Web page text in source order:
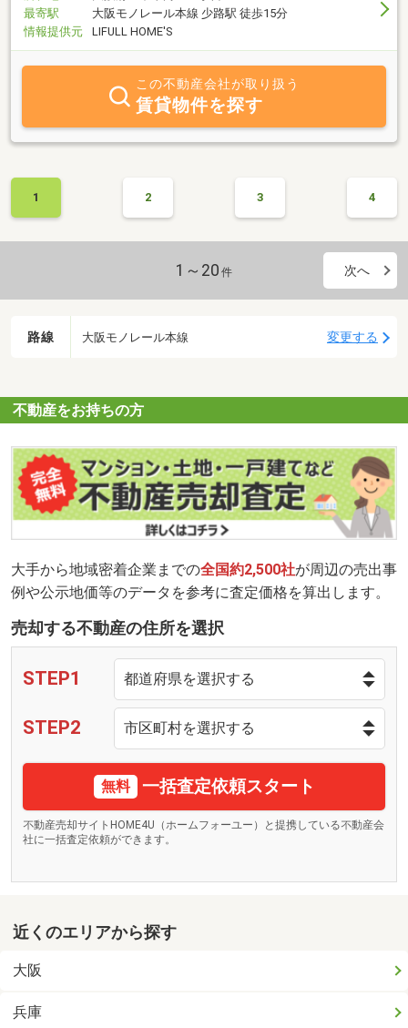
最寄駅
大阪モノレール本線 少路駅 徒歩15分
情報提供元
LIFULL HOME'S
この不動産会社が取り扱う
賃貸物件を探す
1 2 3 4
1～20 件 次へ
路線 大阪モノレール本線 変更する
不動産をお持ちの方
大手から地域密着企業までの全国約2,500社が周辺の売出事
例や公示地価等のデータを参考に査定価格を算出します。
売却する不動産の住所を選択
STEP1
STEP2
無料 一括査定依頼スタート
不動産売却サイトHOME4U（ホームフォーユー）と提携している不動産会
社に一括査定依頼ができます。
近くのエリアから探す
大阪
兵庫